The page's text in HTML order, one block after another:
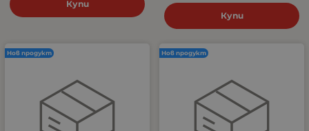
Купи
Купи
Нов продукт Нов продукт